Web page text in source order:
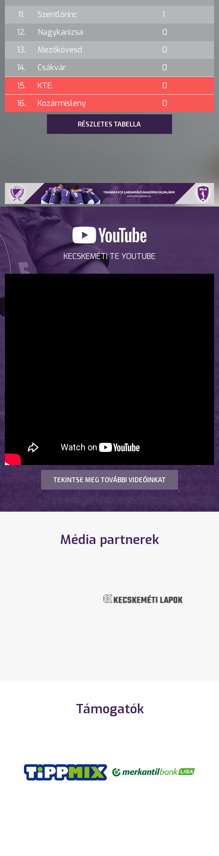
11.
Szentlőrinc
1
12.
Nagykanizsa
0
13.
Mezőkövesd
0
14.
Csákvár
0
15.
KTE
0
16.
Kozármisleny 0
RÉSZLETES TABELLA
KECSKEMÉTI TE YOUTUBE
TEKINTSE MEG TOVÁBBI VIDEÓINKAT
Média partnerek
Támogatók